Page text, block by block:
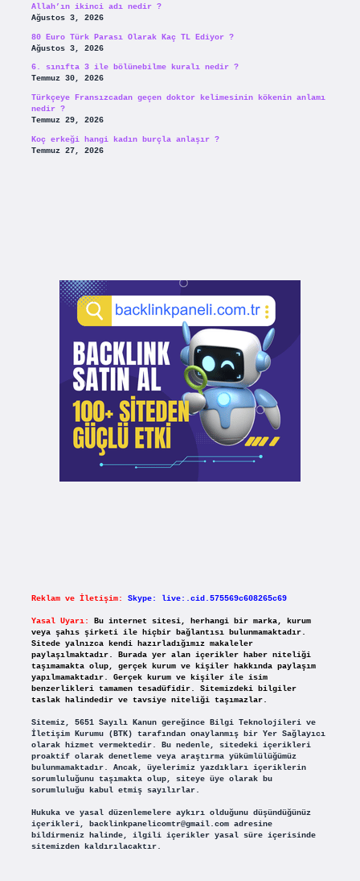
Allah’ın ikinci adı nedir ?
Ağustos 3, 2026
80 Euro Türk Parası Olarak Kaç TL Ediyor ?
Ağustos 3, 2026
6. sınıfta 3 ile bölünebilme kuralı nedir ?
Temmuz 30, 2026
Türkçeye Fransızcadan geçen doktor kelimesinin kökenin anlamı
nedir ?
Temmuz 29, 2026
Koç erkeği hangi kadın burçla anlaşır ?
Temmuz 27, 2026
Reklam ve İletişim: Skype: live:.cid.575569c608265c69
Yasal Uyarı:
Bu internet sitesi, herhangi bir marka, kurum
veya şahıs şirketi ile hiçbir bağlantısı bulunmamaktadır.
Sitede yalnızca kendi hazırladığımız makaleler
paylaşılmaktadır. Burada yer alan içerikler haber niteliği
taşımamakta olup, gerçek kurum ve kişiler hakkında paylaşım
yapılmamaktadır. Gerçek kurum ve kişiler ile isim
benzerlikleri tamamen tesadüfidir. Sitemizdeki bilgiler
taslak halindedir ve tavsiye niteliği taşımazlar.
Sitemiz, 5651 Sayılı Kanun gereğince Bilgi Teknolojileri ve
İletişim Kurumu (BTK) tarafından onaylanmış bir Yer Sağlayıcı
olarak hizmet vermektedir. Bu nedenle, sitedeki içerikleri
proaktif olarak denetleme veya araştırma yükümlülüğümüz
bulunmamaktadır. Ancak, üyelerimiz yazdıkları içeriklerin
sorumluluğunu taşımakta olup, siteye üye olarak bu
sorumluluğu kabul etmiş sayılırlar.
Hukuka ve yasal düzenlemelere aykırı olduğunu düşündüğünüz
içerikleri, backlinkpanelicomtr@gmail.comadresine
bildirmeniz halinde, ilgili içerikler yasal süre içerisinde
sitemizden kaldırılacaktır.